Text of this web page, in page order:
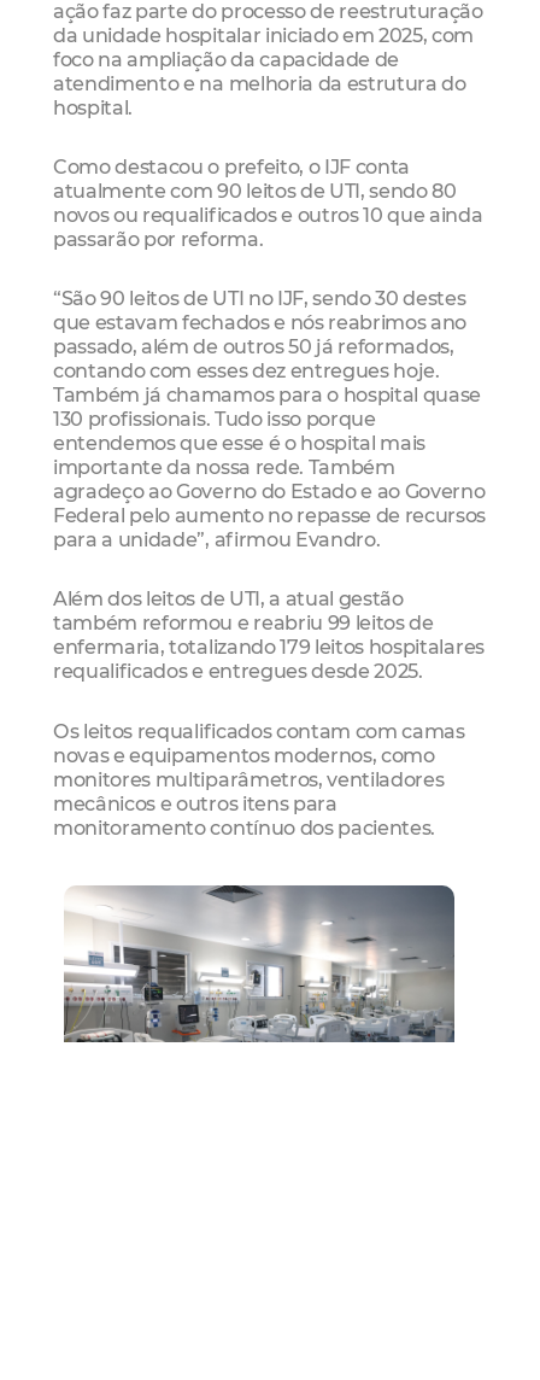
ação faz parte do processo de reestruturação
da unidade hospitalar iniciado em 2025, com
foco na ampliação da capacidade de
atendimento e na melhoria da estrutura do
hospital.
Como destacou o prefeito, o IJF conta
atualmente com 90 leitos de UTI, sendo 80
novos ou requalificados e outros 10 que ainda
passarão por reforma.
“São 90 leitos de UTI no IJF, sendo 30 destes
que estavam fechados e nós reabrimos ano
passado, além de outros 50 já reformados,
contando com esses dez entregues hoje.
Também já chamamos para o hospital quase
130 profissionais. Tudo isso porque
entendemos que esse é o hospital mais
importante da nossa rede. Também
agradeço ao Governo do Estado e ao Governo
Federal pelo aumento no repasse de recursos
para a unidade”, afirmou Evandro.
Além dos leitos de UTI, a atual gestão
também reformou e reabriu 99 leitos de
enfermaria, totalizando 179 leitos hospitalares
requalificados e entregues desde 2025.
Os leitos requalificados contam com camas
novas e equipamentos modernos, como
monitores multiparâmetros, ventiladores
mecânicos e outros itens para
monitoramento contínuo dos pacientes.